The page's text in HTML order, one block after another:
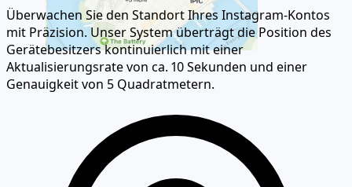
Überwachen Sie den Standort Ihres Instagram-Kontos
mit Präzision. Unser System überträgt die Position des
Gerätebesitzers kontinuierlich mit einer
Aktualisierungsrate von ca. 10 Sekunden und einer
Genauigkeit von 5 Quadratmetern.